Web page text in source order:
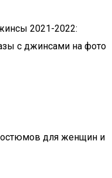
2021-2022:
с джинсами на фото
для женщин и